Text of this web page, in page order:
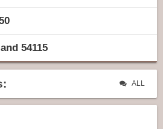
54115
ALL